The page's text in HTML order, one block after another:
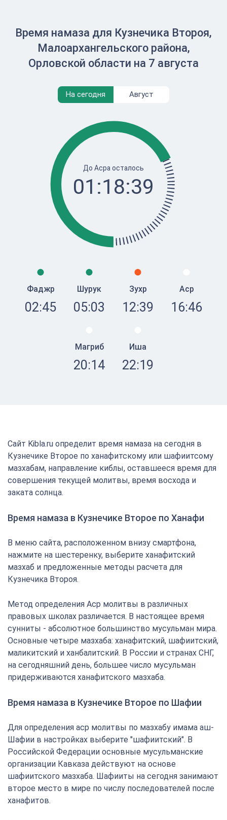
Время намаза для Кузнечика Второя,
Малоархангельского района,
Орловской области на 7 августа
На сегодня Август
До Асра осталось
01:18:39
Фаджр
02:45
Шурук
05:03
Зухр
12:39
Аср
16:46
Магриб
20:14
Иша
22:19
Сайт Kibla.ru определит время намаза на сегодня в
Кузнечике Второе по ханафитскому или шафиитсому
мазхабам, направление киблы, оставшееся время для
совершения текущей молитвы, время восхода и
заката солнца.
Время намаза в Кузнечике Второе по Ханафи
В меню сайта, расположенном внизу смартфона,
нажмите на шестеренку, выберите ханафитский
мазхаб и предложенные методы расчета для
Кузнечика Второя.
Метод определения Аср молитвы в различных
правовых школах различается. В настоящее время
сунниты - абсолютное большинство мусульман мира.
Основные четыре мазхаба: ханафитский, шафиитский,
маликитский и ханбалитский. В России и странах СНГ,
на сегодняшний день, большее число мусульман
придерживаются ханафитского мазхаба.
Время намаза в Кузнечике Второе по Шафии
Для определения аср молитвы по мазхабу имама аш-
Шафии в настройках выберите "шафиитский". В
Российской Федерации основные мусульманские
организации Кавказа действуют на основе
шафиитского мазхаба. Шафииты на сегодня занимают
второе место в мире по числу последователей после
ханафитов.